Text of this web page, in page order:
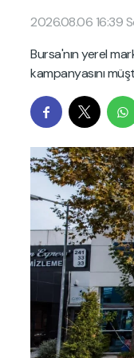
2026.08.06 16:39
Bursa'nın yerel
kampanyasını